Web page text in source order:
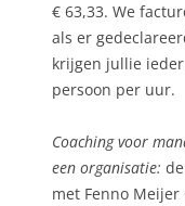
€ 63,33. We
als er
krijgen jullie
persoon per uur.
Coaching voor
een organisatie:
met Fenno